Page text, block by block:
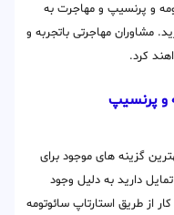
و پرنسیپ و مهاجرت به
مشاوران مهاجرتی باتجربه و
کرد.
و پرنسیپ
گزینه های موجود برای
دارید به دلیل وجود
از طریق استارتاپ سائوتومه